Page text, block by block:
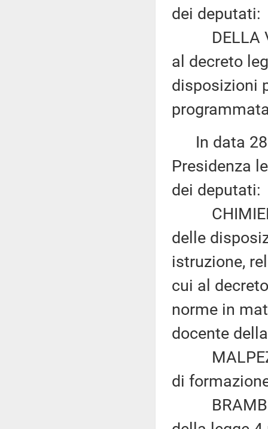
dei deputati:
DELLA
al decreto
disposizioni
In data 28
Presidenza
dei deputati:
delle
istruzione,
cui al
norme in
docente
di